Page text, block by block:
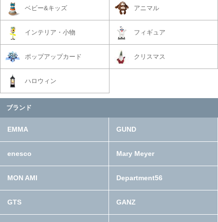
ベビー&キッズ アニマル
インテリア・小物 フィギュア
ポップアップカード クリスマス
ハロウィン
ブランド
EMMA GUND
enesco Mary Meyer
MON AMI Department56
GTS GANZ